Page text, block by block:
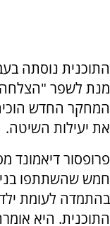
התוכנית נוסתה
המחקר החדש
את יעילות השיטה.
פרופסור דיאמונד
חמש שהשתתפו
בהתמדה לעומת
התוכנית. היא